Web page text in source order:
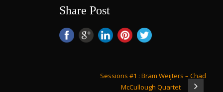
Share Post
Sessions #1 : Bram Weijters – Chad
McCullough Quartet